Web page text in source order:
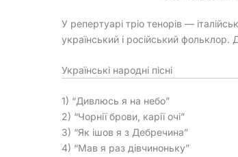
У репертуарі тріо тенорів —
український і російський фольклор.
Українські народні пісні
1) “Дивлюсь я на небо”
2) “Чорнії брови, карії очі”
3) “Як ішов я з Дебречина”
4) “Мав я раз дівчиноньку”